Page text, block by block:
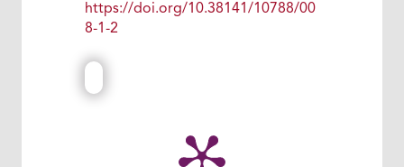
https://doi.org/10.38141/10788/00
8-1-2